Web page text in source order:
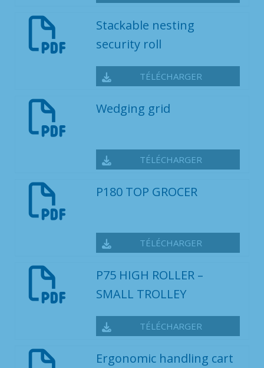
Stackable nesting
security roll
TÉLÉCHARGER
Wedging grid
TÉLÉCHARGER
P180 TOP GROCER
TÉLÉCHARGER
P75 HIGH ROLLER –
SMALL TROLLEY
TÉLÉCHARGER
Ergonomic handling cart